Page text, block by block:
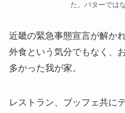
た。バターでは
近畿の緊急事態宣言が解か
外食という気分でもなく、
多かった我が家。
レストラン、ブッフェ共に